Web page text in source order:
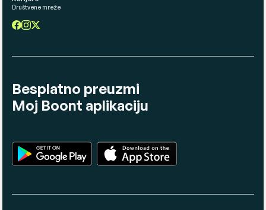
Društvene mreže
Besplatno preuzmi
Moj Boont aplikaciju